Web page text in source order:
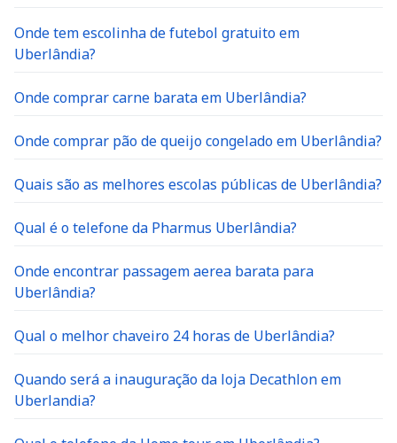
Onde tem escolinha de futebol gratuito em
Uberlândia?
Onde comprar carne barata em Uberlândia?
Onde comprar pão de queijo congelado em Uberlândia?
Quais são as melhores escolas públicas de Uberlândia?
Qual é o telefone da Pharmus Uberlândia?
Onde encontrar passagem aerea barata para
Uberlândia?
Qual o melhor chaveiro 24 horas de Uberlândia?
Quando será a inauguração da loja Decathlon em
Uberlandia?